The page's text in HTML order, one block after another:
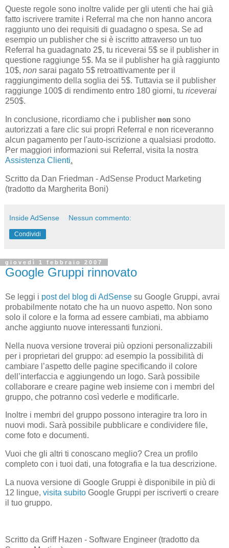
Queste regole sono inoltre valide per gli utenti che hai già
fatto iscrivere tramite i Referral ma che non hanno ancora
raggiunto uno dei requisiti di guadagno o spesa. Se ad
esempio un publisher che si è iscritto attraverso un tuo
Referral ha guadagnato 2$, tu riceverai 5$ se il publisher in
questione raggiunge 5$. Ma se il publisher ha già raggiunto
10$, non sarai pagato 5$ retroattivamente per il
raggiungimento della soglia dei 5$. Tuttavia se il publisher
raggiunge 100$ di rendimento entro 180 giorni, tu riceverai
250$.
In conclusione, ricordiamo che i publisher non sono
autorizzati a fare clic sui propri Referral e non riceveranno
alcun pagamento per l'auto-iscrizione a qualsiasi prodotto.
Per maggiori informazioni sui Referral, visita la nostra
Assistenza Clienti.
Scritto da Dan Friedman - AdSense Product Marketing
(tradotto da Margherita Boni)
Inside AdSense Nessun commento:
Condividi
giovedì 1 febbraio 2007
Google Gruppi rinnovato
Se leggi i post del blog di AdSense su Google Gruppi, avrai
probabilmente notato che ha un nuovo aspetto. Non sono
solo il colore e la forma ad essere cambiati, ma abbiamo
anche aggiunto nuove interessanti funzioni.
Nella nuova versione troverai più opzioni personalizzabili
per i proprietari del gruppo: ad esempio la possibilità di
cambiare l’aspetto delle pagine specificando il colore
dell’interfaccia e aggiungendo un logo. Sarà possibile
collaborare e creare pagine web insieme con i membri del
gruppo, che potranno così vederle e modificarle.
Inoltre i membri del gruppo possono interagire tra loro in
nuovi modi. Sarà possibile pubblicare e condividere file,
come foto e documenti.
Vuoi che gli altri ti conoscano meglio? Crea un profilo
completo con i tuoi dati, una fotografia e la tua descrizione.
La nuova versione di Google Gruppi è disponibile in più di
12 lingue, visita subito Google Gruppi per iscriverti o creare
il tuo gruppo.
Scritto da Griff Hazen - Software Engineer (tradotto da